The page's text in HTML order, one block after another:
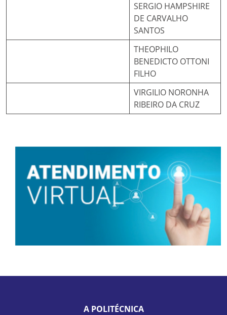
SERGIO HAMPSHIRE
DE CARVALHO
SANTOS
THEOPHILO
BENEDICTO OTTONI
FILHO
VIRGILIO NORONHA
RIBEIRO DA CRUZ
A POLITÉCNICA